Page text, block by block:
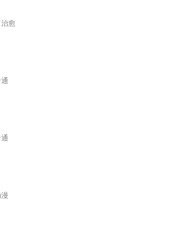
治愈